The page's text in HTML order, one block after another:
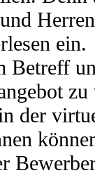
ein.
Betreff
der